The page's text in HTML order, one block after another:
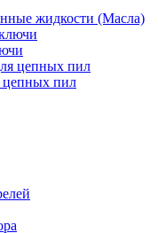
жидкости (Масла)
цепных пил